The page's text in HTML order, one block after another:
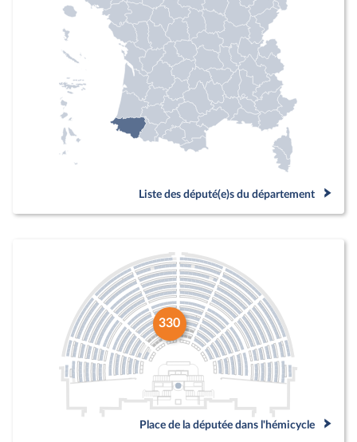
Liste des député(e)s du département
330
Place de la députée dans l'hémicycle